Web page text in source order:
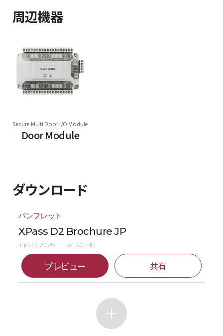
周辺機器
Secure Multi Door I/O Module
Door Module
ダウンロード
パンフレット
XPass D2 Brochure JP
Jun 23, 2026 44.40 MB
プレビュー 共有